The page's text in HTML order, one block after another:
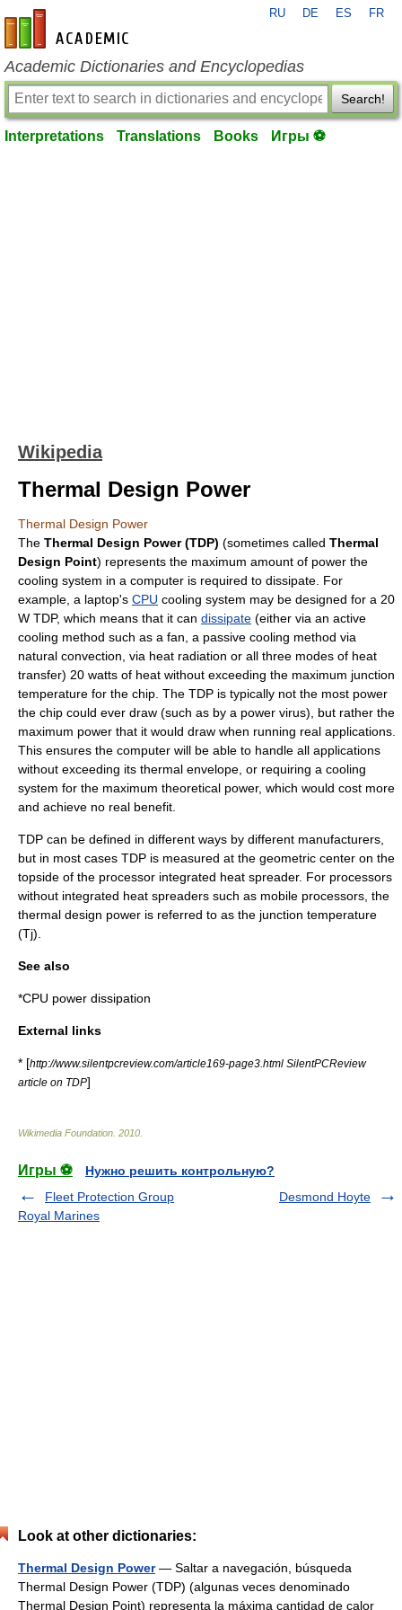
en-academic.com
RU DE ES FR
Academic Dictionaries and Encyclopedias
Search!
Interpretations Translations Books Игры ⚽
Wikipedia
Thermal Design Power
Thermal Design Power
The Thermal Design Power (TDP) (sometimes called Thermal
Design Point) represents the maximum amount of power the
cooling system in a computer is required to dissipate. For
example, a laptop's CPU cooling system may be designed for a 20
W TDP, which means that it can dissipate (either via an active
cooling method such as a fan, a passive cooling method via
natural convection , via heat radiation or all three modes of heat
transfer) 20 watts of heat without exceeding the maximum junction
temperature for the chip. The TDP is typically not the most power
the chip could ever draw (such as by a power virus), but rather the
maximum power that it would draw when running real applications.
This ensures the computer will be able to handle all applications
without exceeding its thermal envelope , or requiring a cooling
system for the maximum theoretical power, which would cost more
and achieve no real benefit.
TDP can be defined in different ways by different manufacturers,
but in most cases TDP is measured at the geometric center on the
topside of the processor integrated heat spreader. For processors
without integrated heat spreaders such as mobile processors, the
thermal design power is referred to as the junction temperature
(Tj).
See also
*CPU power dissipation
External links
* [http://www.silentpcreview.com/article169-page3.html SilentPCReview
article on TDP]
Wikimedia Foundation 2010
Игры ⚽
Нужно решить контрольную?
Fleet Protection Group
Royal Marines
Desmond Hoyte
Look at other dictionaries:
Thermal Design Power— Saltar a navegación, búsqueda
Thermal Design Power (TDP) (algunas veces denominado
Thermal Design Point) representa la máxima cantidad de calor